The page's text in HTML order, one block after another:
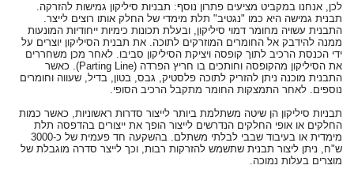
לכן, אנחנו במקביט מציעים פתרון נוסף: תבניות סיליקון גמישות להזרקה.
תבנית גמישה היא כמו "נגטיב" תלת מימדי של החלק אותו רוצים לייצר.
התבנית עשויה מחומר דמוי סיליקון, ובעלת תכונות כימיות ייחודיות המונעות
ממנה להידבק אל החומרים המוזרקים לתוכה. את תבנית הסיליקון יוצרים על
ידי הכנסת הרכיב לתוך קופסה ויציקת הסיליקון סביבו. לאחר מכן משחררים
את הסיליקון מהקופסה וחותכים בו חריץ הפרדה (Parting Line). כאשר
התבנית מוכנה ניתן להזריק לתוכה פלסטיק, גבס, בטון, בדיל, שעווה וחומרים
נוספים. לאחר התמצקות החומר מתקבל הרכיב הסופי.
תבניות סיליקון הן שיטה משתלמת ביותר לייצור סדרות ראשוניות, כאשר כמות
החלקים או אופי החלקים הנדרשים לייצור הופך את ייצורים בהדפסה תלת
מימדית או בעיבוד שבבי לבלתי משתלם. בהשקעה חד פעמית של כ-3000
ש"ח, ניתן ליצור תבנית שתשמש להזרקות רבות, וכך לייצר סדרה מוגבלת של
מוצרים בעלות נמוכה.